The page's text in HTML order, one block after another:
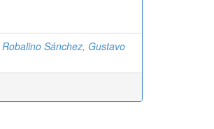
Robalino Sánchez, Gustavo